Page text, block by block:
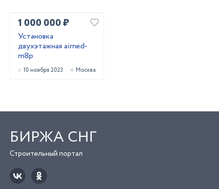
1 000 000 ₽
Установка
двухэтажная airned-
m8p
10 ноября 2023 Москва
БИРЖА СНГ
Строительный портал